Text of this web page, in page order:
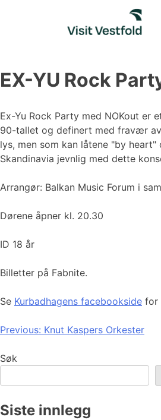
EX-YU Rock
Ex-Yu Rock Party med NOKout
90-tallet og definert med fravær
lys, men som kan låtene "by
Skandinavia jevnlig med dette
Arrangør: Balkan Music Forum i
Dørene åpner kl. 20.30
ID 18 år
Billetter på Fabnite.
Se Kurbadhagens facebookside for
Innleggsnavigasjon
Previous: Knut Kaspers Orkester
Søk
Siste innlegg